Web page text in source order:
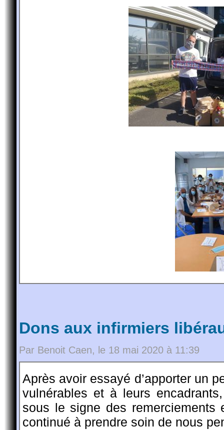
Dons aux infirmiers
Par Benoit Caen, le 18 mai 2020 à 11:39
Après avoir essayé d’apporter un
vulnérables et à leurs
sous le signe des
continué à prendre soin de nous